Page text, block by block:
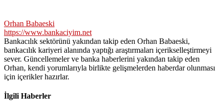
Orhan Babaeski
https://www.bankaciyim.net
Bankacılık sektörünü yakından takip eden Orhan Babaeski,
bankacılık kariyeri alanında yaptığı araştırmaları içerikselleştirmeyi
sever. Güncellemeler ve banka haberlerini yakından takip eden
Orhan, kendi yorumlarıyla birlikte gelişmelerden haberdar olunması
için içerikler hazırlar.
İlgili Haberler